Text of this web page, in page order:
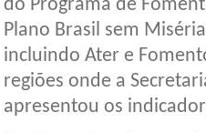
do Programa de
Plano Brasil sem
incluindo Ater e
regiões onde a
apresentou os